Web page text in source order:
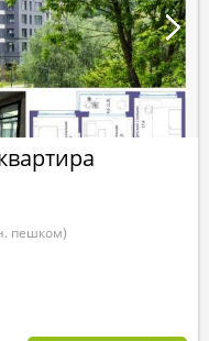
пешком)